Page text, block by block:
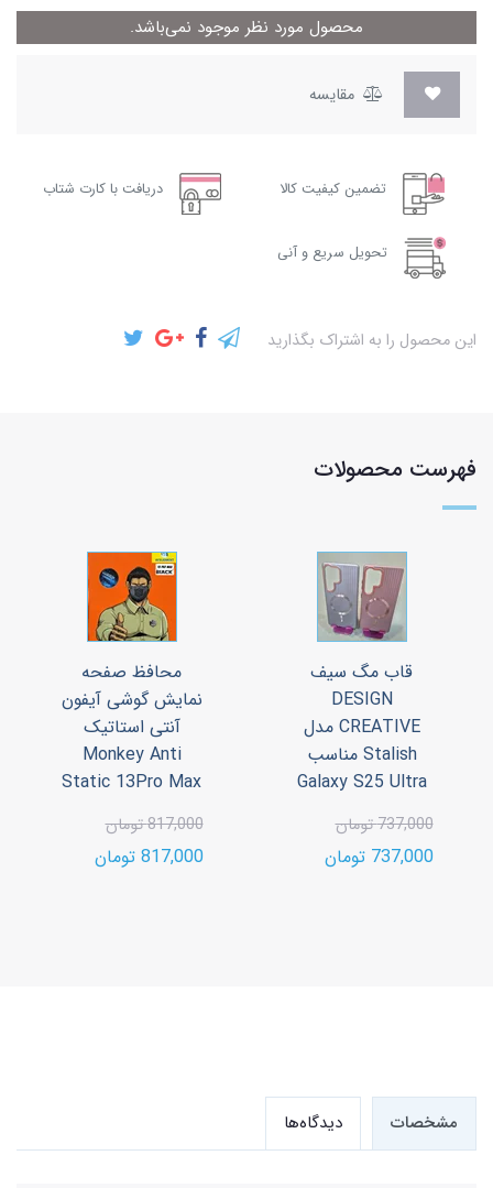
محصول مورد نظر موجود نمی‌باشد.
مقایسه
تضمین کیفیت کالا دریافت با کارت شتاب
تحویل سریع و آنی
این محصول را به اشتراک بگذارید
فهرست محصولات
قاب مگ سیف
DESIGN
CREATIVE مدل
Stalish مناسب
Galaxy S25 Ultra
737,000 تومان
737,000 تومان
محافظ صفحه
نمایش گوشی آیفون
آنتی استاتیک
Monkey Anti
Static 13Pro Max
817,000 تومان
817,000 تومان
مشخصات دیدگاه‌ها